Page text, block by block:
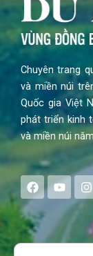
Chuyên trang
và miền núi
Quốc gia Việt
phát triển kinh
và miền núi
F
a
e
b
o
Y
o
t
u
b
I
n
s
a
g
Search